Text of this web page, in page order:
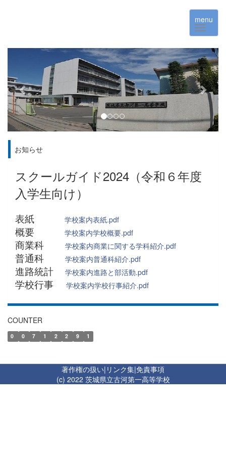
menu
e
v
i
o
s
n
e
x
t
お知らせ
スクールガイド2024（令和６年度
入学生向け）
表紙 学校案内表紙.pdf
概要 学校案内学校概要.pdf
商業科 学校案内商業に関する学科紹介.pdf
普通科 学校案内普通科紹介.pdf
進路統計 学校案内進路と部活動.pdf
学校行事 学校案内学校行事紹介.pdf
COUNTER
0 0 7 1 2 2 9 1
著作権の扱い| リンク集|免責事項
(c) 2022 茨城県立古河第一高等学校